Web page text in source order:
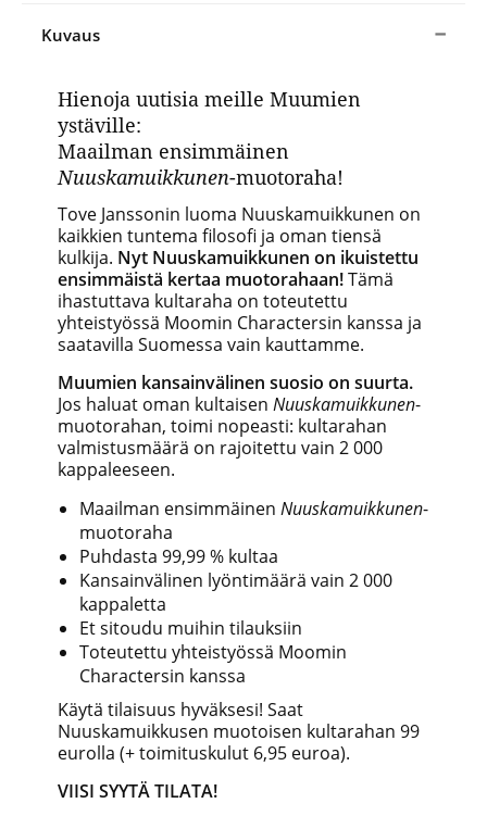
Kuvaus
Hienoja uutisia meille Muumien
ystäville:
Maailman ensimmäinen
Nuuskamuikkunen-muotoraha!
Tove Janssonin luoma Nuuskamuikkunen on
kaikkien tuntema filosofi ja oman tiensä
kulkija. Nyt Nuuskamuikkunen on ikuistettu
ensimmäistä kertaa muotorahaan!Tämä
ihastuttava kultaraha on toteutettu
yhteistyössä Moomin Charactersin kanssa ja
saatavilla Suomessa vain kauttamme.
Muumien kansainvälinen suosio on suurta.
Jos haluat oman kultaisen Nuuskamuikkunen-
muotorahan, toimi nopeasti: kultarahan
valmistusmäärä on rajoitettu vain 2 000
kappaleeseen.
Maailman ensimmäinen Nuuskamuikkunen-
muotoraha
Puhdasta 99,99 % kultaa
Kansainvälinen lyöntimäärä vain 2 000
kappaletta
Et sitoudu muihin tilauksiin
Toteutettu yhteistyössä Moomin
Charactersin kanssa
Käytä tilaisuus hyväksesi! Saat
Nuuskamuikkusen muotoisen kultarahan 99
eurolla (+ toimituskulut 6,95 euroa).
VIISI SYYTÄ TILATA!